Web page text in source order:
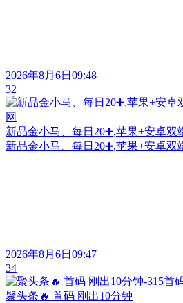
2026年8月6日09:48
32
新品金小马、每日20➕,苹果+安卓双
新品金小马、每日20➕,苹果+安卓双
2026年8月6日09:47
34
聚头条🔥 首码 刚出10分钟